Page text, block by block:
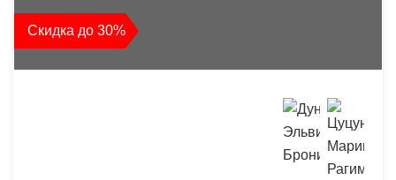
Скидка до 30%